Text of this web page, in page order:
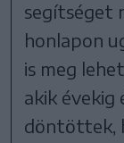
segítséget
honlapon
is meg
akik
döntöttek,